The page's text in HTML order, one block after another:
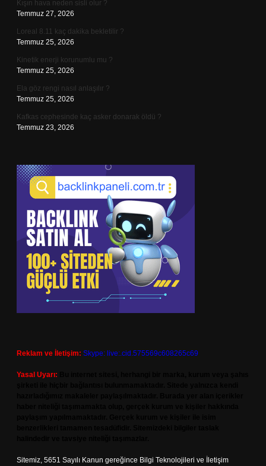
Kışın hava neden sisli olur ?
Temmuz 27, 2026
Loreal 8.11 kaç dakika bekletilir ?
Temmuz 25, 2026
Kinetik enerji korunumlu mu ?
Temmuz 25, 2026
Ela göz rengi nasıl anlaşılır ?
Temmuz 25, 2026
Kafkas cephesinde kaç asker donarak öldü ?
Temmuz 23, 2026
Reklam ve İletişim: Skype: live:.cid.575569c608265c69
Yasal Uyarı:
Sitemiz, 5651 Sayılı Kanun gereğince Bilgi Teknolojileri ve İletişim